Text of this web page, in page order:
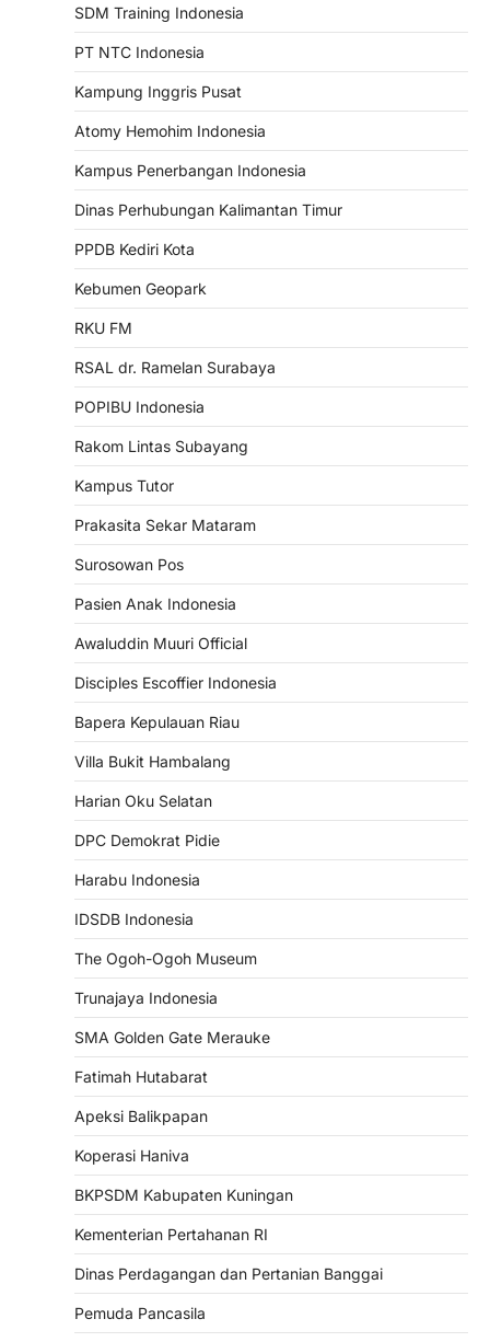
SDM Training Indonesia
PT NTC Indonesia
Kampung Inggris Pusat
Atomy Hemohim Indonesia
Kampus Penerbangan Indonesia
Dinas Perhubungan Kalimantan Timur
PPDB Kediri Kota
Kebumen Geopark
RKU FM
RSAL dr. Ramelan Surabaya
POPIBU Indonesia
Rakom Lintas Subayang
Kampus Tutor
Prakasita Sekar Mataram
Surosowan Pos
Pasien Anak Indonesia
Awaluddin Muuri Official
Disciples Escoffier Indonesia
Bapera Kepulauan Riau
Villa Bukit Hambalang
Harian Oku Selatan
DPC Demokrat Pidie
Harabu Indonesia
IDSDB Indonesia
The Ogoh-Ogoh Museum
Trunajaya Indonesia
SMA Golden Gate Merauke
Fatimah Hutabarat
Apeksi Balikpapan
Koperasi Haniva
BKPSDM Kabupaten Kuningan
Kementerian Pertahanan RI
Dinas Perdagangan dan Pertanian Banggai
Pemuda Pancasila